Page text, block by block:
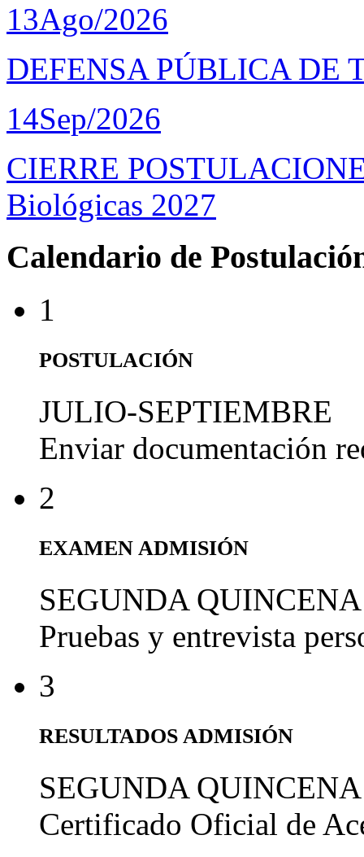
13Ago/2026
DEFENSA PÚBLICA DE
14Sep/2026
CIERRE
Biológicas 2027
Calendario de
1
POSTULACIÓN
JULIO-SEPTIEMBRE
Enviar documentación
2
EXAMEN ADMISIÓN
SEGUNDA
Pruebas y entrevista
3
RESULTADOS ADMISIÓN
SEGUNDA
Certificado Oficial de